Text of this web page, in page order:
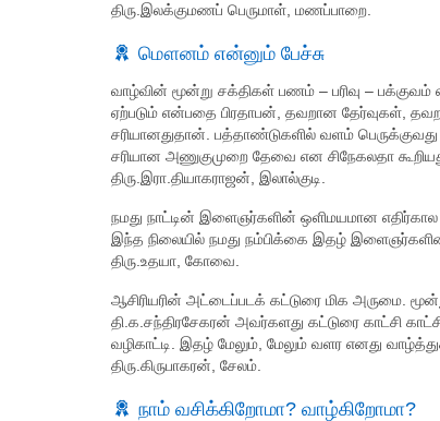
திரு.இலக்குமணப் பெருமாள், மணப்பாறை.
மௌனம் என்னும் பேச்சு
வாழ்வின் மூன்று சக்திகள் பணம் – பரிவு –
ஏற்படும் என்பதை பிரதாபன், தவறான தேர்வுகள்,
சரியானதுதான். பத்தாண்டுகளில் வளம்
சரியான அணுகுமுறை தேவை என சிநேகலதா
திரு.இரா.தியாகராஜன், இலால்குடி.
நமது நாட்டின் இளைஞர்களின் ஒளிமயமான
இந்த நிலையில் நமது நம்பிக்கை இதழ்
திரு.உதயா, கோவை.
ஆசிரியரின் அட்டைப்படக் கட்டுரை மிக அருமை.
தி.க.சந்திரசேகரன் அவர்களது கட்டுரை காட்சி
வழிகாட்டி. இதழ் மேலும், மேலும் வளர எனது
திரு.கிருபாகரன், சேலம்.
நாம் வசிக்கிறோமா? வாழ்கிறோமா?